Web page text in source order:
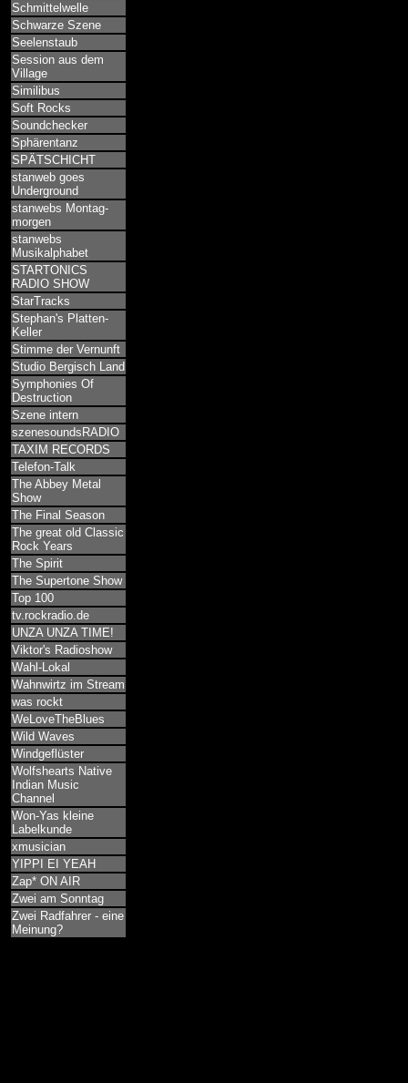
Schmittelwelle
Schwarze Szene
Seelenstaub
Session aus dem
Village
Similibus
Soft Rocks
Soundchecker
Sphärentanz
SPÄTSCHICHT
stanweb goes
Underground
stanwebs Montag-
morgen
stanwebs
Musikalphabet
STARTONICS
RADIO SHOW
StarTracks
Stephan's Platten-
Keller
Stimme der Vernunft
Studio Bergisch Land
Symphonies Of
Destruction
Szene intern
szenesoundsRADIO
TAXIM RECORDS
Telefon-Talk
The Abbey Metal
Show
The Final Season
The great old Classic
Rock Years
The Spirit
The Supertone Show
Top 100
tv.rockradio.de
UNZA UNZA TIME!
Viktor's Radioshow
Wahl-Lokal
Wahnwirtz im Stream
was rockt
WeLoveTheBlues
Wild Waves
Windgeflüster
Wolfshearts Native
Indian Music
Channel
Won-Yas kleine
Labelkunde
xmusician
YIPPI EI YEAH
Zap* ON AIR
Zwei am Sonntag
Zwei Radfahrer - eine
Meinung?